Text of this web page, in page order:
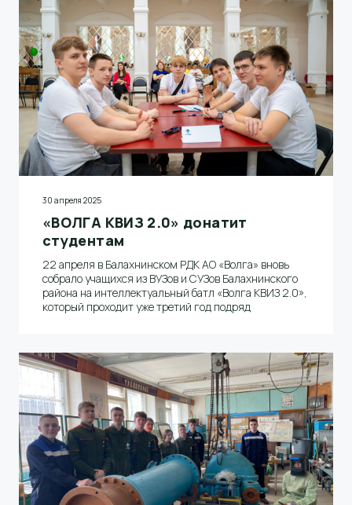
30 апреля 2025
«ВОЛГА КВИЗ 2.0» донатит
студентам
22 апреля в Балахнинском РДК АО «Волга» вновь
собрало учащихся из ВУЗов и СУЗов Балахнинского
района на интеллектуальный батл «Волга КВИЗ 2.0»,
который проходит уже третий год подряд